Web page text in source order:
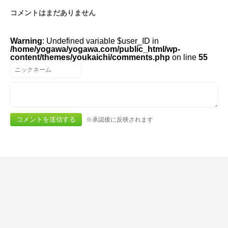
コメントはまだありません
Warning: Undefined variable $user_ID in
/home/yogawa/yogawa.com/public_html/wp-
content/themes/youkaichi/comments.php on line 55
※承認後に反映されます